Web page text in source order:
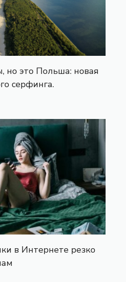
но это Польша: новая
серфинга.
в Интернете резко